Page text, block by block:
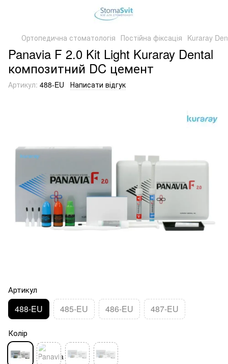
Ортопедична стоматологія Постійна фіксація Kuraray
Panavia F 2.0 Kit Light Kuraray Dental
композитний DC цемент
Артикул: 488-EU Написати відгук
Артикул
488-EU 485-EU 486-EU 487-EU
Колір